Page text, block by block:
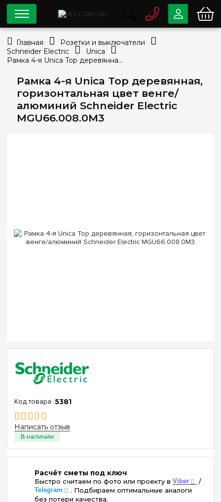
Рамка 4-я Unica Top деревянная,
горизонтальная цвет венге/
алюминий Schneider Electric
MGU66.008.0M3
5381
Написать отзыв
Расчёт сметы под ключ
Быстро считаем по фото или проекту в Viber /
Telegram
. Подбираем оптимальные аналоги
без потери качества.
0 80033-63-07
info@e7.com.ua
Viber Telegram
Главная
Розетки и выключатели
Schneider Electric
Unica
Рамка 4-я Unica Top деревянная, горизонтальная цвет венге/алюминий Schneider Electric MGU66.008.0M3